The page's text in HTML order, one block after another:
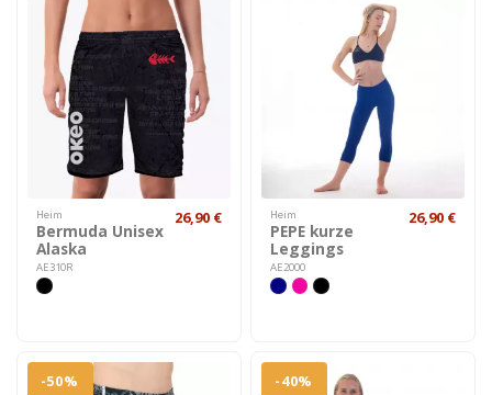
Heim
Bermuda Unisex
Alaska
AE310R
26,90 € Heim
PEPE kurze
Leggings
AE2000
26,90 €
-50% -40%